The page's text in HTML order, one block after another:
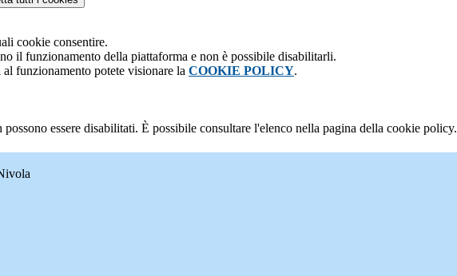
cookie consentire.
il funzionamento della piattaforma e non è possibile disabilitarli.
funzionamento potete visionare la COOKIE POLICY.
essere disabilitati. È possibile consultare l'elenco nella pagina della cookie policy.